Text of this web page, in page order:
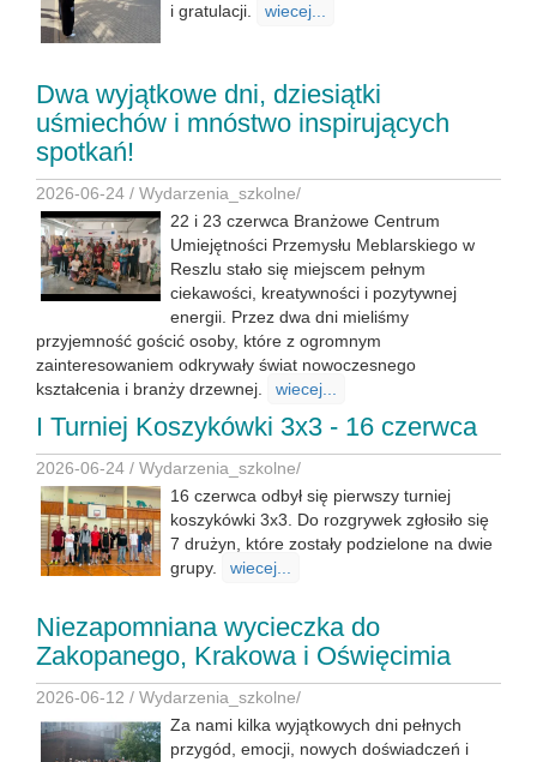
i gratulacji.
wiecej...
Dwa wyjątkowe dni, dziesiątki
uśmiechów i mnóstwo inspirujących
spotkań!
2026-06-24 / Wydarzenia_szkolne/
22 i 23 czerwca Branżowe Centrum
Umiejętności Przemysłu Meblarskiego w
Reszlu stało się miejscem pełnym
ciekawości, kreatywności i pozytywnej
energii. Przez dwa dni mieliśmy
przyjemność gościć osoby, które z ogromnym
zainteresowaniem odkrywały świat nowoczesnego
kształcenia i branży drzewnej.
wiecej...
I Turniej Koszykówki 3x3 - 16 czerwca
2026-06-24 / Wydarzenia_szkolne/
16 czerwca odbył się pierwszy turniej
koszykówki 3x3. Do rozgrywek zgłosiło się
7 drużyn, które zostały podzielone na dwie
grupy.
wiecej...
Niezapomniana wycieczka do
Zakopanego, Krakowa i Oświęcimia
2026-06-12 / Wydarzenia_szkolne/
Za nami kilka wyjątkowych dni pełnych
przygód, emocji, nowych doświadczeń i